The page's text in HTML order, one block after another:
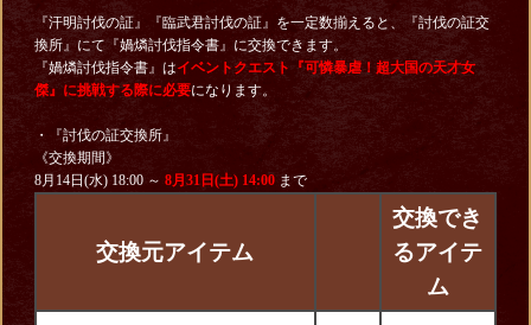
『汗明討伐の証』『臨武君討伐の証』を一定数揃えると、『討伐の証交
換所』にて『媧燐討伐指令書』に交換できます。
『媧燐討伐指令書』はイベントクエスト『可憐暴虐！超大国の天才女
傑』に挑戦する際に必要になります。
・『討伐の証交換所』
《交換期間》
8月14日(水) 18:00 ～ 8月31日(土) 14:00まで
交換元アイテム
交換でき
るアイテ
ム